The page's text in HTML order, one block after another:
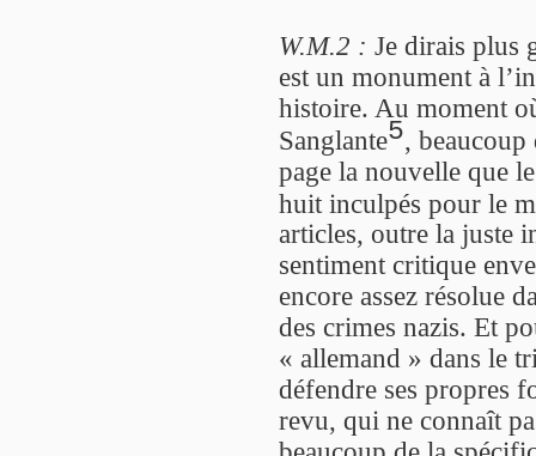
W.M.2 : Je dirais plus
est un monument à
histoire. Au moment
Sanglante5,
page la nouvelle que
huit inculpés pour le
articles, outre la juste
sentiment critique
encore assez résolue
des crimes nazis. Et
« allemand » dans le
défendre ses propres
revu, qui ne connaît